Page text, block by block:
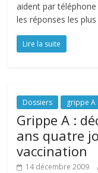
aident par
les réponses les
Lire la suite
Dossiers grippe A
Grippe A :
ans quatre
vaccination
14 décembre 2009